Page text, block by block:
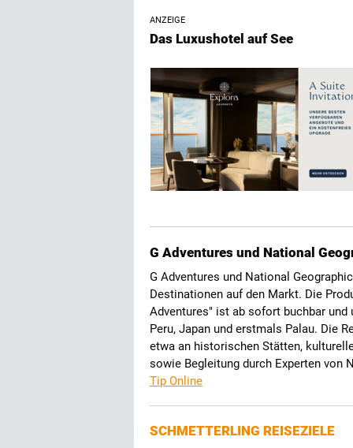
ANZEIGE
Das Luxushotel auf See
G Adventures und National
G Adventures und National
Destinationen auf den Markt. Die
Adventures" ist ab sofort buchbar und
Peru, Japan und erstmals Palau. Die
etwa an historischen Stätten,
sowie Begleitung durch Experten von
Tip Online
SCHMETTERLING REISEZIELE